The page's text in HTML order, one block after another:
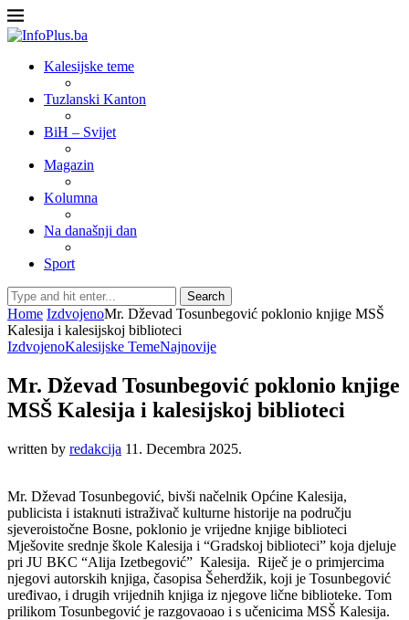
Kalesijske teme
Tuzlanski Kanton
BiH – Svijet
Magazin
Kolumna
Na današnji dan
Sport
Search
Home IzdvojenoMr. Dževad Tosunbegović poklonio knjige MSŠ
Kalesija i kalesijskoj biblioteci
IzdvojenoKalesijske TemeNajnovije
Mr. Dževad Tosunbegović poklonio knjige
MSŠ Kalesija i kalesijskoj biblioteci
written by redakcija 11. Decembra 2025.
Mr. Dževad Tosunbegović, bivši načelnik Općine Kalesija,
publicista i istaknuti istraživač kulturne historije na području
sjeveroistočne Bosne, poklonio je vrijedne knjige biblioteci
Mješovite srednje škole Kalesija i “Gradskoj biblioteci” koja djeluje
pri JU BKC “Alija Izetbegović” Kalesija. Riječ je o primjercima
njegovi autorskih knjiga, časopisa Šeherdžik, koji je Tosunbegović
uređivao, i drugih vrijednih knjiga iz njegove lične biblioteke. Tom
prilikom Tosunbegović je razgovaoao i s učenicima MSŠ Kalesija.